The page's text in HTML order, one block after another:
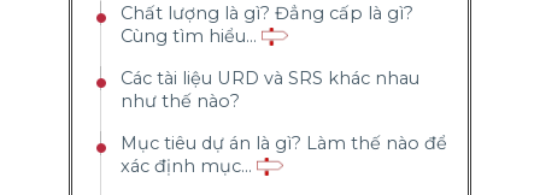
Chất lượng là gì? Đẳng cấp là gì?
Cùng tìm hiểu...
Các tài liệu URD và SRS khác nhau
như thế nào?
Mục tiêu dự án là gì? Làm thế nào để
xác định mục...